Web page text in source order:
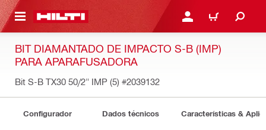
CONTENT ENTRAR OU REGISTAR
CARRINHO
BIT DIAMANTADO DE IMPACTO S-B (IMP)
PARA APARAFUSADORA
Bit S-B TX30 50/2" IMP (5) #2039132
Configurador Dados técnicos Características &